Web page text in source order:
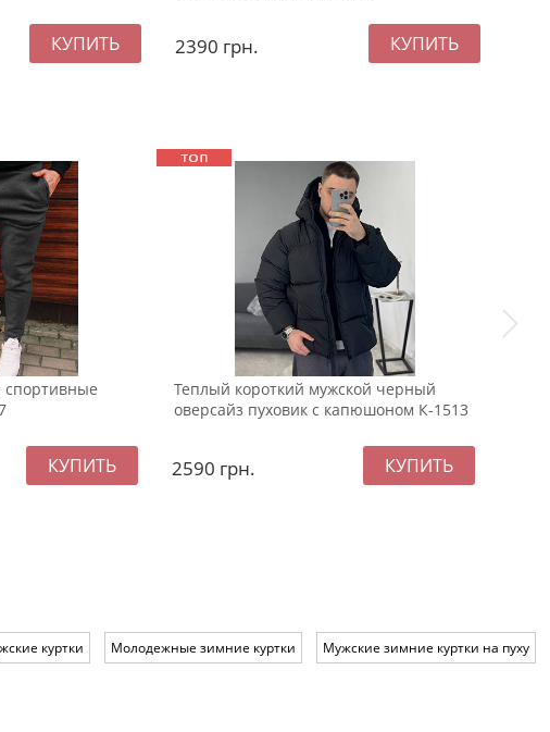
2390 грн.
спортивные
Теплый короткий мужской черный
оверсайз пуховик с капюшоном К-1513
2590 грн.
куртки Молодежные зимние куртки Мужские зимние куртки на пуху